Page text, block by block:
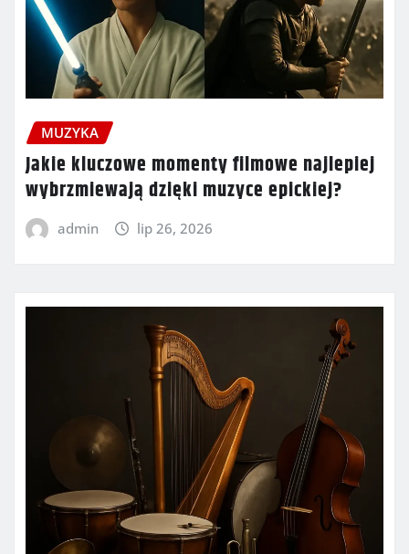
MUZYKA
Jakie kluczowe momenty filmowe najlepiej
wybrzmiewają dzięki muzyce epickiej?
admin lip 26, 2026